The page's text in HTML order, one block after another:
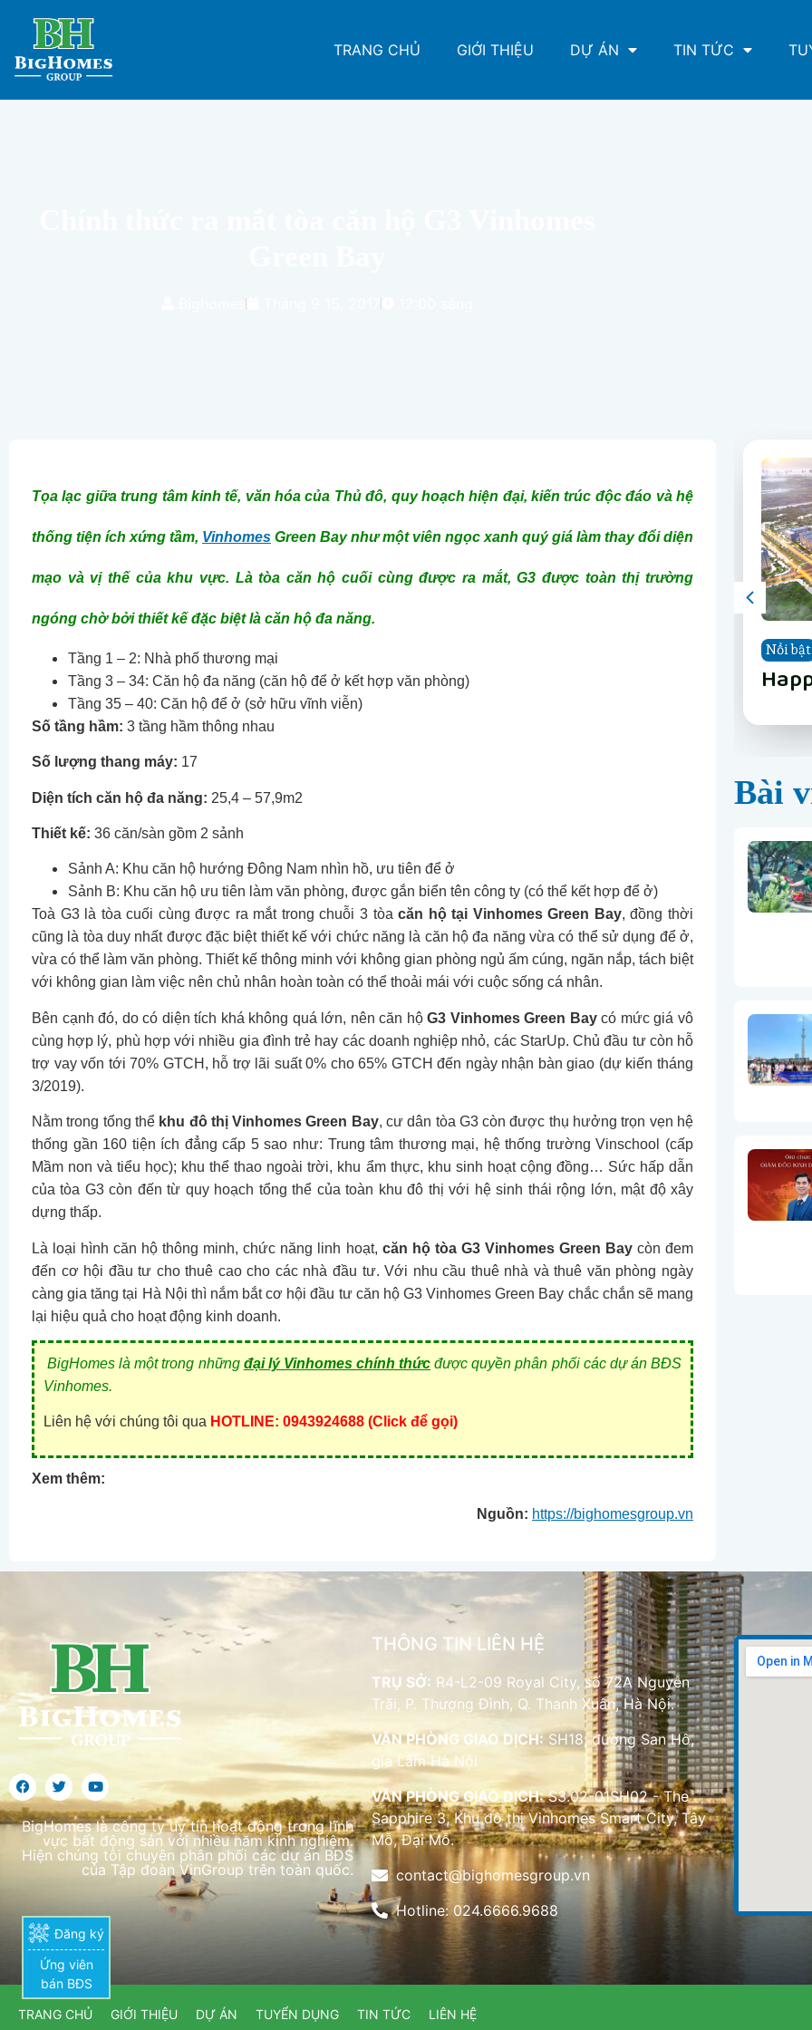
TRANG CHỦ GIỚI THIỆU DỰ ÁN TIN TỨC
Tọa lạc giữa trung tâm kinh tế, văn hóa của Thủ đô, quy hoạch hiện đại, kiến trúc độc đáo và hệ
thống tiện ích xứng tầm, Vinhomes Green Bay như một viên ngọc xanh quý giá làm thay đổi diện
mạo và vị thế của khu vực. Là tòa căn hộ cuối cùng được ra mắt, G3 được toàn thị trường
ngóng chờ bởi thiết kế đặc biệt là căn hộ đa năng.
Tầng 1 – 2: Nhà phố thương mại
Tầng 3 – 34: Căn hộ đa năng (căn hộ để ở kết hợp văn phòng)
Tầng 35 – 40: Căn hộ để ở (sở hữu vĩnh viễn)
Số tầng hầm: 3 tầng hầm thông nhau
Số lượng thang máy: 17
Diện tích căn hộ đa năng: 25,4 – 57,9m2
Thiết kế: 36 căn/sàn gồm 2 sảnh
Sảnh A: Khu căn hộ hướng Đông Nam nhìn hồ, ưu tiên để ở
Sảnh B: Khu căn hộ ưu tiên làm văn phòng, được gắn biển tên công ty (có thể kết hợp để ở)
Toà G3 là tòa cuối cùng được ra mắt trong chuỗi 3 tòacăn hộ tại Vinhomes Green Bay, đồng thời
cũng là tòa duy nhất được đặc biệt thiết kế với chức năng là căn hộ đa năng vừa có thể sử dụng để ở,
vừa có thể làm văn phòng. Thiết kế thông minh với không gian phòng ngủ ấm cúng, ngăn nắp, tách biệt
với không gian làm việc nên chủ nhân hoàn toàn có thể thoải mái với cuộc sống cá nhân.
Bên cạnh đó, do có diện tích khá không quá lớn, nên căn hộG3 Vinhomes Green Baycó mức giá vô
cùng hợp lý, phù hợp với nhiều gia đình trẻ hay các doanh nghiệp nhỏ, các StarUp. Chủ đầu tư còn hỗ
trợ vay vốn tới 70% GTCH, hỗ trợ lãi suất 0% cho 65% GTCH đến ngày nhận bàn giao (dự kiến tháng
3/2019).
Nằm trong tổng thể khu đô thị Vinhomes Green Bay, cư dân tòa G3 còn được thụ hưởng trọn vẹn hệ
thống gần 160 tiện ích đẳng cấp 5 sao như: Trung tâm thương mại, hệ thống trường Vinschool (cấp
Mầm non và tiểu học); khu thể thao ngoài trời, khu ẩm thực, khu sinh hoạt cộng đồng… Sức hấp dẫn
của tòa G3 còn đến từ quy hoạch tổng thể của toàn khu đô thị với hệ sinh thái rộng lớn, mật độ xây
dựng thấp.
Là loại hình căn hộ thông minh, chức năng linh hoạt, căn hộ tòa G3 Vinhomes Green Baycòn đem
đến cơ hội đầu tư cho thuê cao cho các nhà đầu tư. Với nhu cầu thuê nhà và thuê văn phòng ngày
càng gia tăng tại Hà Nội thì nắm bắt cơ hội đầu tư căn hộ G3 Vinhomes Green Bay chắc chắn sẽ mang
lại hiệu quả cho hoạt động kinh doanh.
BigHomes là một trong những đại lý Vinhomes chính thức được quyền phân phối các dự án BĐS
Vinhomes.
Liên hệ với chúng tôi qua HOTLINE: 0943924688 (Click để gọi)
Xem thêm:
Nguồn: https://bighomesgroup.vn
Nổi bật
Nẵng
Nổi bật
The
Nổi bật
Nổi bật
Nổi bật
Nổi bật
Long
Nổi bật
Nẵng
Nổi bật
The
Bài
Đăng ký
Ứng viên
bán BĐS
BigHomes là công ty uy tín hoạt động trong lĩnh
vực bất động sản với nhiều năm kinh nghiệm.
Hiện chúng tôi chuyên phân phối các dự án BĐS
của Tập đoàn VinGroup trên toàn quốc.
THÔNG TIN LIÊN HỆ
TRỤ SỞ: R4-L2-09 Royal City, số 72A Nguyễn
Trãi, P. Thượng Đình, Q. Thanh Xuân, Hà Nội.
VĂN PHÒNG GIAO DỊCH: SH18, đường San Hô,
gia Lâm Hà Nội
VĂN PHÒNG GIAO DỊCH:S3.02-01SH02 - The
Sapphire 3, Khu đô thị Vinhomes Smart City, Tây
Mỗ, Đại Mỗ.
contact@bighomesgroup.vn
Hotline: 024.6666.9688
TRANG CHỦ GIỚI THIỆU DỰ ÁN TUYỂN DỤNG TIN TỨC LIÊN HỆ